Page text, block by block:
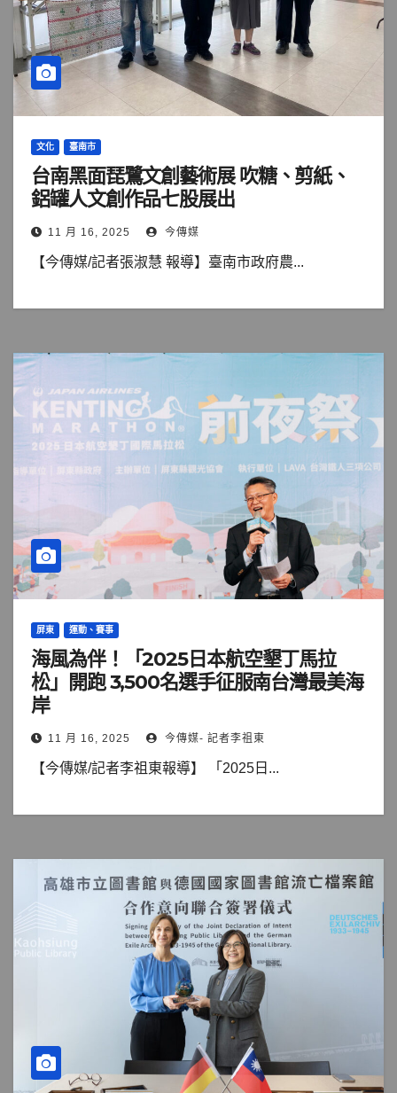
文化 臺南市
台南黑面琵鷺文創藝術展 吹糖、剪紙、
鋁罐人文創作品七股展出
11 月 16, 2025 今傳媒
【今傳媒/記者張淑慧 報導】臺南市政府農...
屏東 運動、賽事
海風為伴！「2025日本航空墾丁馬拉
松」開跑 3,500名選手征服南台灣最美海
岸
11 月 16, 2025 今傳媒- 記者李祖東
【今傳媒/記者李祖東報導】 「2025日...